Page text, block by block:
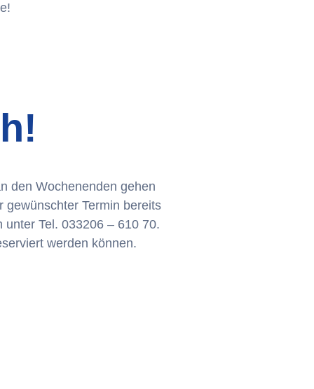
den Wochenenden gehen
gewünschter Termin bereits
Tel. 033206 – 610 70.
werden können.